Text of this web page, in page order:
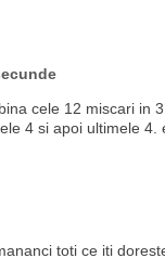
cele 12 miscari in
4 si apoi ultimele 4.
toti ce iti